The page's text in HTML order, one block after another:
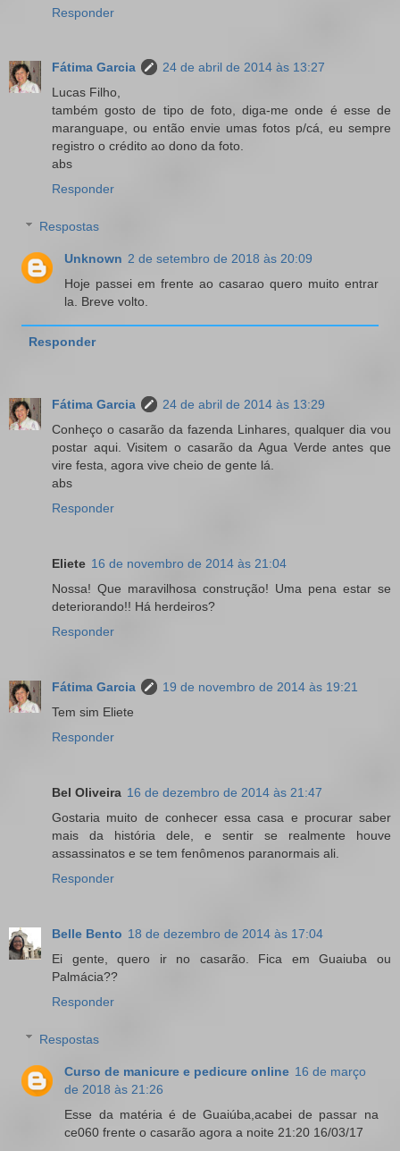
Responder
Fátima Garcia
24 de abril de 2014 às 13:27
Lucas Filho,
também gosto de tipo de foto, diga-me onde é esse de
maranguape, ou então envie umas fotos p/cá, eu sempre
registro o crédito ao dono da foto.
abs
Responder
Respostas
Unknown 2 de setembro de 2018 às 20:09
Hoje passei em frente ao casarao quero muito entrar
la. Breve volto.
Responder
Fátima Garcia
24 de abril de 2014 às 13:29
Conheço o casarão da fazenda Linhares, qualquer dia vou
postar aqui. Visitem o casarão da Agua Verde antes que
vire festa, agora vive cheio de gente lá.
abs
Responder
Eliete 16 de novembro de 2014 às 21:04
Nossa! Que maravilhosa construção! Uma pena estar se
deteriorando!! Há herdeiros?
Responder
Fátima Garcia
19 de novembro de 2014 às 19:21
Tem sim Eliete
Responder
Bel Oliveira 16 de dezembro de 2014 às 21:47
Gostaria muito de conhecer essa casa e procurar saber
mais da história dele, e sentir se realmente houve
assassinatos e se tem fenômenos paranormais ali.
Responder
Belle Bento 18 de dezembro de 2014 às 17:04
Ei gente, quero ir no casarão. Fica em Guaiuba ou
Palmácia??
Responder
Respostas
Curso de manicure e pedicure online 16 de março
de 2018 às 21:26
Esse da matéria é de Guaiúba,acabei de passar na
ce060 frente o casarão agora a noite 21:20 16/03/17